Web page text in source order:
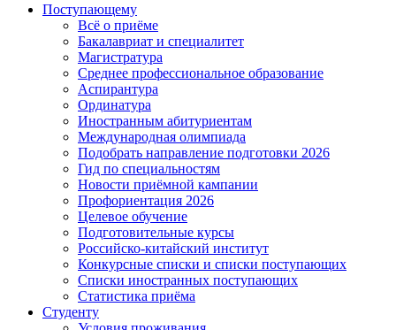
Поступающему
Всё о приёме
Бакалавриат и специалитет
Магистратура
Среднее профессиональное образование
Аспирантура
Ординатура
Иностранным абитуриентам
Международная олимпиада
Подобрать направление подготовки 2026
Гид по специальностям
Новости приёмной кампании
Профориентация 2026
Целевое обучение
Подготовительные курсы
Российско-китайский институт
Конкурсные списки и списки поступающих
Списки иностранных поступающих
Статистика приёма
Студенту